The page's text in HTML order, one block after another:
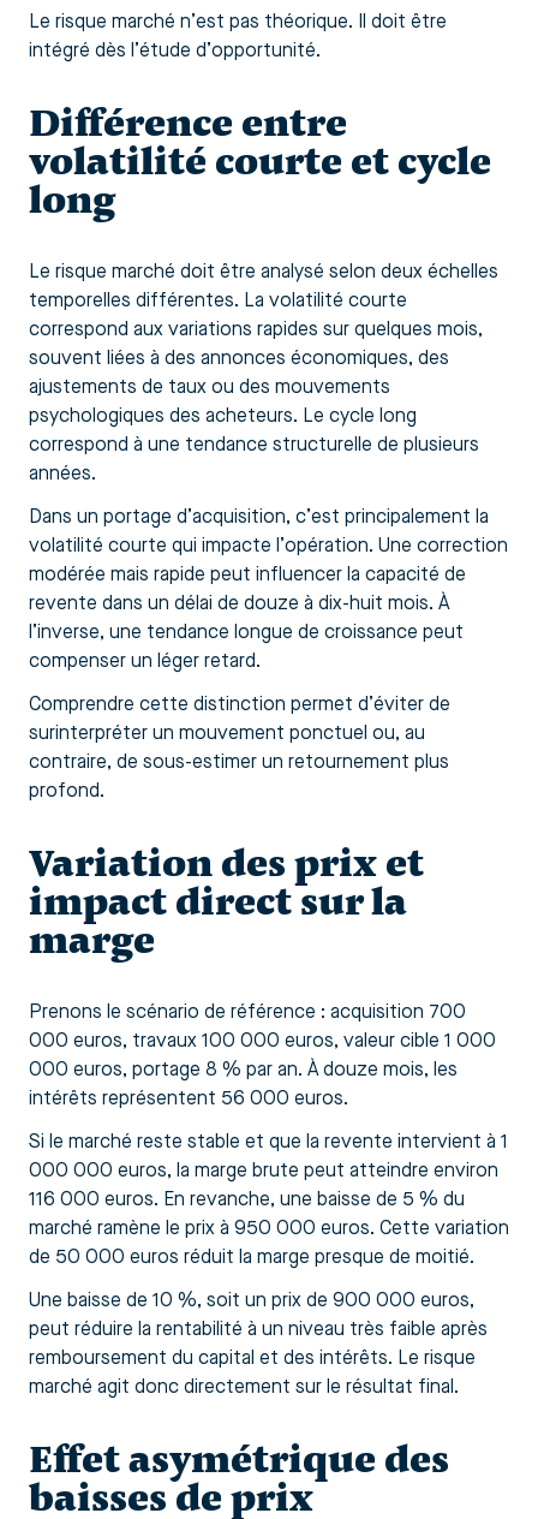
Le risque marché n’est pas théorique. Il doit être
intégré dès l’étude d’opportunité.
Différence entre
volatilité courte et cycle
long
Le risque marché doit être analysé selon deux échelles
temporelles différentes. La volatilité courte
correspond aux variations rapides sur quelques mois,
souvent liées à des annonces économiques, des
ajustements de taux ou des mouvements
psychologiques des acheteurs. Le cycle long
correspond à une tendance structurelle de plusieurs
années.
Dans un portage d’acquisition, c’est principalement la
volatilité courte qui impacte l’opération. Une correction
modérée mais rapide peut influencer la capacité de
revente dans un délai de douze à dix-huit mois. À
l’inverse, une tendance longue de croissance peut
compenser un léger retard.
Comprendre cette distinction permet d’éviter de
surinterpréter un mouvement ponctuel ou, au
contraire, de sous-estimer un retournement plus
profond.
Variation des prix et
impact direct sur la
marge
Prenons le scénario de référence : acquisition 700
000 euros, travaux 100 000 euros, valeur cible 1 000
000 euros, portage 8 % par an. À douze mois, les
intérêts représentent 56 000 euros.
Si le marché reste stable et que la revente intervient à 1
000 000 euros, la marge brute peut atteindre environ
116 000 euros. En revanche, une baisse de 5 % du
marché ramène le prix à 950 000 euros. Cette variation
de 50 000 euros réduit la marge presque de moitié.
Une baisse de 10 %, soit un prix de 900 000 euros,
peut réduire la rentabilité à un niveau très faible après
remboursement du capital et des intérêts. Le risque
marché agit donc directement sur le résultat final.
Effet asymétrique des
baisses de prix